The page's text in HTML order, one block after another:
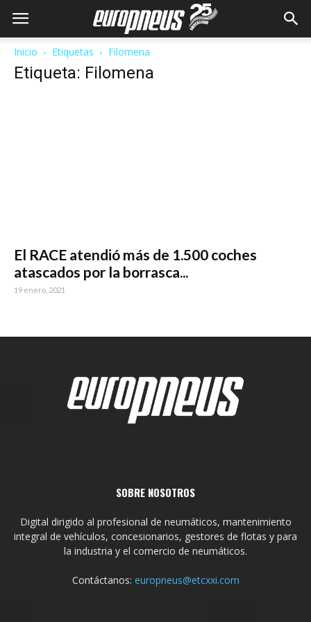
Inicio Etiquetas Filomena
Etiqueta: Filomena
El RACE atendió más de 1.500 coches
atascados por la borrasca...
19 enero, 2021
SOBRE NOSOTROS
Digital dirigido al profesional de neumáticos, mantenimiento
integral de vehículos, concesionarios, gestores de flotas y para
la industria y el comercio de neumáticos.
Contáctanos: europneus@etcxxi.com